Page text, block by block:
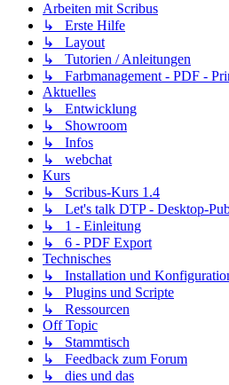
Arbeiten mit Scribus
↳ Erste Hilfe
↳ Layout
↳ Tutorien / Anleitungen
↳ Farbmanagement - PDF -
Aktuelles
↳ Entwicklung
↳ Showroom
↳ Infos
↳ webchat
Kurs
↳ Scribus-Kurs 1.4
↳ Let's talk DTP - Desktop-
↳ 1 - Einleitung
↳ 6 - PDF Export
Technisches
↳ Installation und
↳ Plugins und Scripte
↳ Ressourcen
Off Topic
↳ Stammtisch
↳ Feedback zum Forum
↳ dies und das